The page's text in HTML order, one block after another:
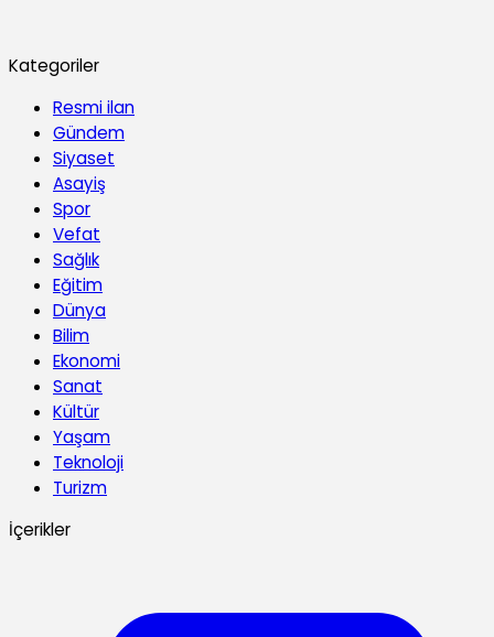
Kategoriler
Resmi ilan
Gündem
Siyaset
Asayiş
Spor
Vefat
Sağlık
Eğitim
Dünya
Bilim
Ekonomi
Sanat
Kültür
Yaşam
Teknoloji
Turizm
İçerikler